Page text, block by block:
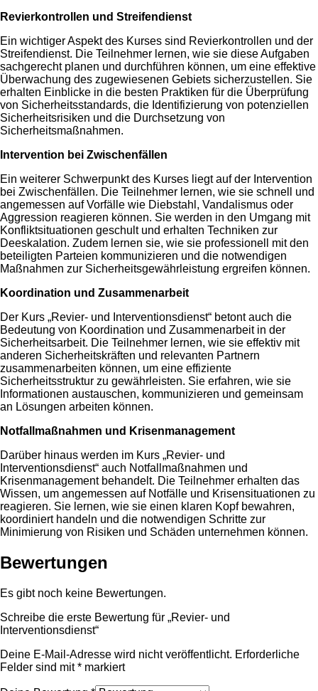
Revierkontrollen und Streifendienst
Ein wichtiger Aspekt des Kurses sind Revierkontrollen und der
Streifendienst. Die Teilnehmer lernen, wie sie diese Aufgaben
sachgerecht planen und durchführen können, um eine effektive
Überwachung des zugewiesenen Gebiets sicherzustellen. Sie
erhalten Einblicke in die besten Praktiken für die Überprüfung
von Sicherheitsstandards, die Identifizierung von potenziellen
Sicherheitsrisiken und die Durchsetzung von
Sicherheitsmaßnahmen.
Intervention bei Zwischenfällen
Ein weiterer Schwerpunkt des Kurses liegt auf der Intervention
bei Zwischenfällen. Die Teilnehmer lernen, wie sie schnell und
angemessen auf Vorfälle wie Diebstahl, Vandalismus oder
Aggression reagieren können. Sie werden in den Umgang mit
Konfliktsituationen geschult und erhalten Techniken zur
Deeskalation. Zudem lernen sie, wie sie professionell mit den
beteiligten Parteien kommunizieren und die notwendigen
Maßnahmen zur Sicherheitsgewährleistung ergreifen können.
Koordination und Zusammenarbeit
Der Kurs „Revier- und Interventionsdienst“ betont auch die
Bedeutung von Koordination und Zusammenarbeit in der
Sicherheitsarbeit. Die Teilnehmer lernen, wie sie effektiv mit
anderen Sicherheitskräften und relevanten Partnern
zusammenarbeiten können, um eine effiziente
Sicherheitsstruktur zu gewährleisten. Sie erfahren, wie sie
Informationen austauschen, kommunizieren und gemeinsam
an Lösungen arbeiten können.
Notfallmaßnahmen und Krisenmanagement
Darüber hinaus werden im Kurs „Revier- und
Interventionsdienst“ auch Notfallmaßnahmen und
Krisenmanagement behandelt. Die Teilnehmer erhalten das
Wissen, um angemessen auf Notfälle und Krisensituationen zu
reagieren. Sie lernen, wie sie einen klaren Kopf bewahren,
koordiniert handeln und die notwendigen Schritte zur
Minimierung von Risiken und Schäden unternehmen können.
Bewertungen
Es gibt noch keine Bewertungen.
Schreibe die erste Bewertung für „Revier- und
Interventionsdienst“
Deine E-Mail-Adresse wird nicht veröffentlicht. Erforderliche
Felder sind mit* markiert